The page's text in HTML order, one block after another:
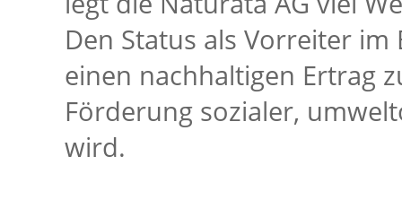
Den Status als Vorreiter
einen nachhaltigen Ertrag
Förderung sozialer,
wird.